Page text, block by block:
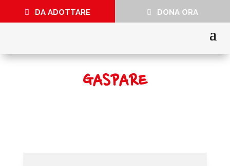
DA ADOTTARE DONA ORA
GASPARE